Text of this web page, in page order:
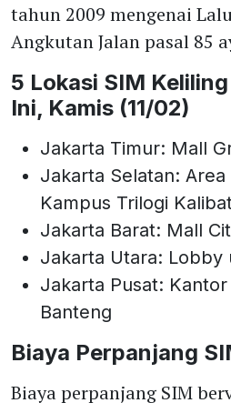
tahun 2009 mengenai
Angkutan Jalan pasal 85
5 Lokasi SIM
Ini, Kamis (11/02)
Jakarta Timur: Mall
Jakarta Selatan:
Kampus Trilogi
Jakarta Barat: Mall
Jakarta Utara: Lobby
Jakarta Pusat:
Banteng
Biaya Perpanjang
Biaya perpanjang SIM